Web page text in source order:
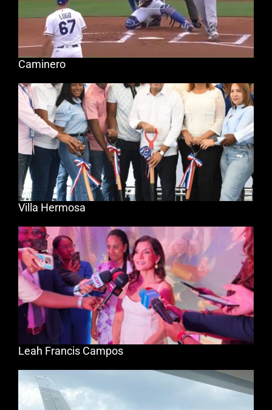
Caminero
Villa Hermosa
Leah Francis Campos